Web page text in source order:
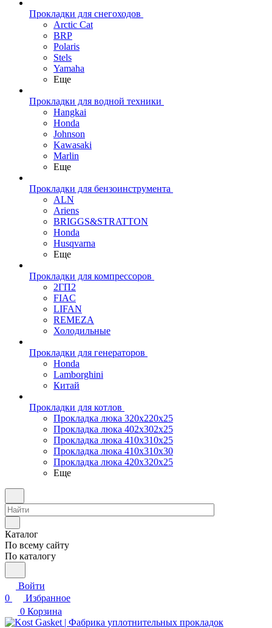
Прокладки для снегоходов
Arctic Cat
BRP
Polaris
Stels
Yamaha
Еще
Прокладки для водной техники
Hangkai
Honda
Johnson
Kawasaki
Marlin
Еще
Прокладки для бензоинструмента
ALN
Ariens
BRIGGS&STRATTON
Honda
Husqvarna
Еще
Прокладки для компрессоров
2ГП2
FIAC
LIFAN
REMEZA
Холодильные
Прокладки для генераторов
Honda
Lamborghini
Китай
Прокладки для котлов
Прокладка люка 320x220x25
Прокладка люка 402x302x25
Прокладка люка 410x310x25
Прокладка люка 410х310х30
Прокладка люка 420x320x25
Еще
Каталог
По всему сайту
По каталогу
Войти
0
Избранное
0 Корзина